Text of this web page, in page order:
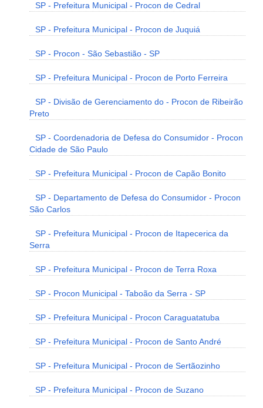
SP - Prefeitura Municipal - Procon de Cedral
SP - Prefeitura Municipal - Procon de Juquiá
SP - Procon - São Sebastião - SP
SP - Prefeitura Municipal - Procon de Porto Ferreira
SP - Divisão de Gerenciamento do - Procon de Ribeirão
Preto
SP - Coordenadoria de Defesa do Consumidor - Procon
Cidade de São Paulo
SP - Prefeitura Municipal - Procon de Capão Bonito
SP - Departamento de Defesa do Consumidor - Procon
São Carlos
SP - Prefeitura Municipal - Procon de Itapecerica da
Serra
SP - Prefeitura Municipal - Procon de Terra Roxa
SP - Procon Municipal - Taboão da Serra - SP
SP - Prefeitura Municipal - Procon Caraguatatuba
SP - Prefeitura Municipal - Procon de Santo André
SP - Prefeitura Municipal - Procon de Sertãozinho
SP - Prefeitura Municipal - Procon de Suzano